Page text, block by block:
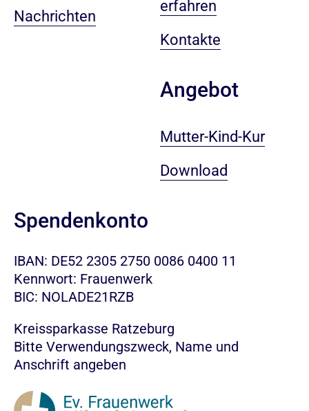
Nachrichten
erfahren
Kontakte
Angebot
Mutter-Kind-Kur
Download
Spendenkonto
IBAN: DE52 2305 2750 0086 0400 11
Kennwort: Frauenwerk
BIC: NOLADE21RZB
Kreissparkasse Ratzeburg
Bitte Verwendungszweck, Name und
Anschrift angeben